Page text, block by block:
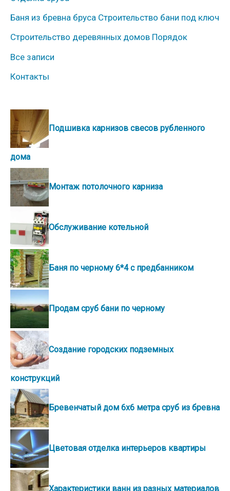
Баня из бревна бруса Строительство бани под ключ
Строительство деревянных домов Порядок
Все записи
Контакты
Подшивка карнизов свесов рубленного
дома
Монтаж потолочного карниза
Обслуживание котельной
Баня по черному 6*4 с предбанником
Продам сруб бани по черному
Создание городских подземных
конструкций
Бревенчатый дом 6х6 метра сруб из бревна
Цветовая отделка интерьеров квартиры
Характеристики ванн из разных материалов